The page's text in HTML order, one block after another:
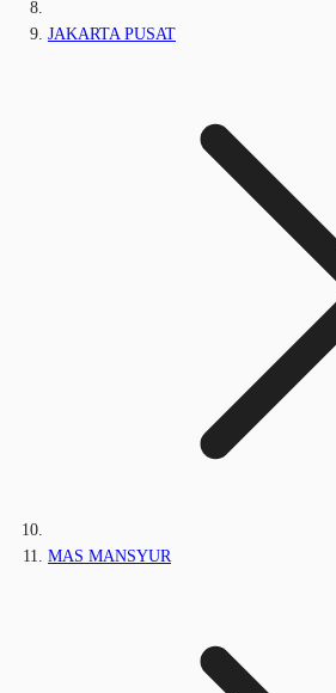
JAKARTA PUSAT
MAS MANSYUR